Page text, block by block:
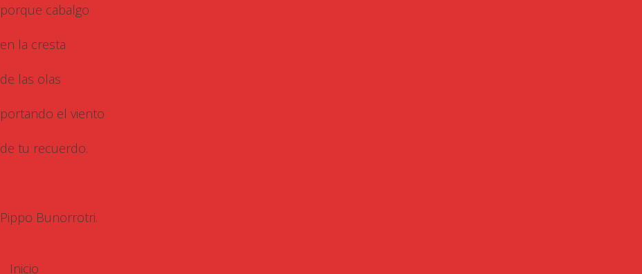
porque cabalgo
en la cresta
de las olas
portando el viento
de tu recuerdo.
Pippo Bunorrotri.
Inicio